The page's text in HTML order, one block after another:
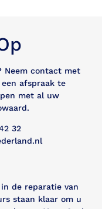
Neem contact met
afspraak te
met al uw
32
de reparatie van
staan klaar om u